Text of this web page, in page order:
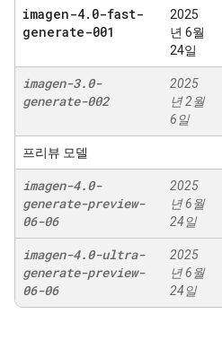
imagen-4. 0-fast-
generate-001
2025
년 6월
24일
imagen-3.0-
generate-002
2025
년 2월
6일
프리뷰 모델
imagen-4.0-
generate-preview-
06-06
2025
년 6월
24일
imagen-4.0-ultra-
generate-preview-
06-06
2025
년 6월
24일